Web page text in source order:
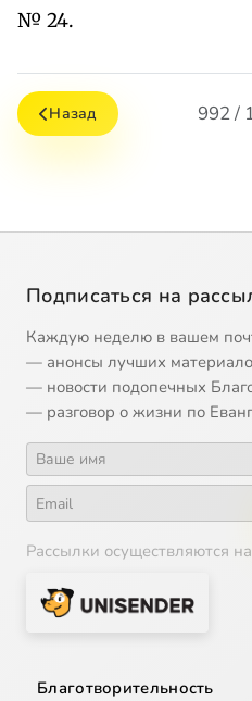
№ 24.
Назад 992 /
Подписаться на
Каждую неделю в вашем
— анонсы лучших
— новости подопечных
— разговор о жизни по
Рассылки осуществляются
Благотворительность